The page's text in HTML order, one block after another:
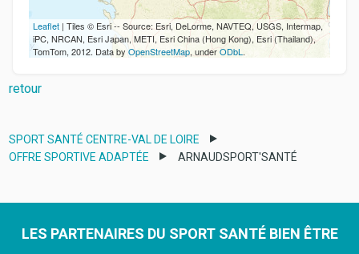
Leaflet | Tiles © Esri -- Source: Esri, DeLorme, NAVTEQ, USGS, Intermap,
iPC, NRCAN, Esri Japan, METI, Esri China (Hong Kong), Esri (Thailand),
TomTom, 2012. Data byOpenStreetMap, underODbL.
retour
SPORT SANTÉ CENTRE-VAL DE LOIRE
OFFRE SPORTIVE ADAPTÉE
ARNAUDSPORT'SANTÉ
LES PARTENAIRES DU SPORT SANTÉ BIEN ÊTRE